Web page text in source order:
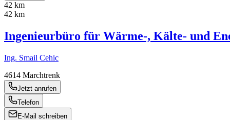
42 km
42 km
Ingenieurbüro für Wärme-, Kälte- und
Ing. Smail Cehic
4614 Marchtrenk
Jetzt anrufen
Telefon
E-Mail schreiben